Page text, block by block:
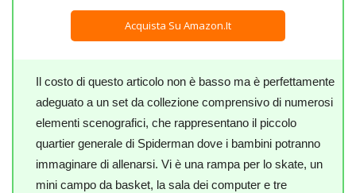
Acquista Su Amazon.it
Il costo di questo articolo non è basso ma è perfettamente
adeguato a un set da collezione comprensivo di numerosi
elementi scenografici, che rappresentano il piccolo
quartier generale di Spiderman dove i bambini potranno
immaginare di allenarsi. Vi è una rampa per lo skate, un
mini campo da basket, la sala dei computer e tre